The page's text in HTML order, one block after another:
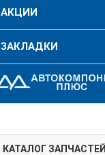
АКЦИИ
ЗАКЛАДКИ
КАТАЛОГ ЗАПЧАСТЕЙ